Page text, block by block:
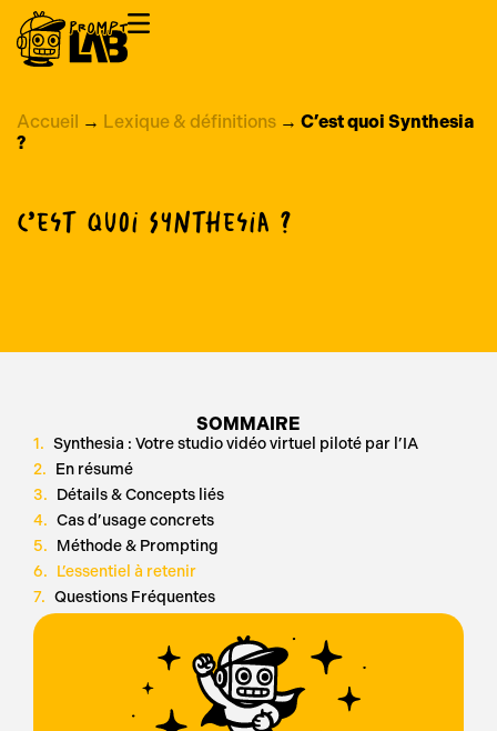
Accueil → Lexique & définitions → C’est quoi Synthesia
?
C’est quoi Synthesia ?
SOMMAIRE
Synthesia : Votre studio vidéo virtuel piloté par l’IA
En résumé
Détails & Concepts liés
Cas d’usage concrets
Méthode & Prompting
L’essentiel à retenir
Questions Fréquentes